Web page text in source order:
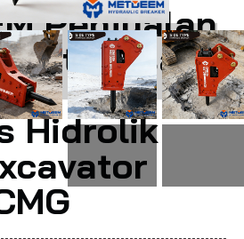
Penjualan
Sisi
Hidrolik